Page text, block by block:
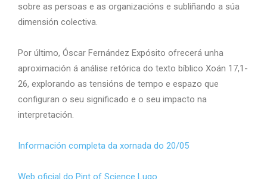
sobre as persoas e as organizacións e subliñando a súa
dimensión colectiva.
Por último, Óscar Fernández Expósito ofrecerá unha
aproximación á análise retórica do texto bíblico Xoán 17,1-
26, explorando as tensións de tempo e espazo que
configuran o seu significado e o seu impacto na
interpretación.
Información completa da xornada do 20/05
Web oficial do Pint of Science Lugo